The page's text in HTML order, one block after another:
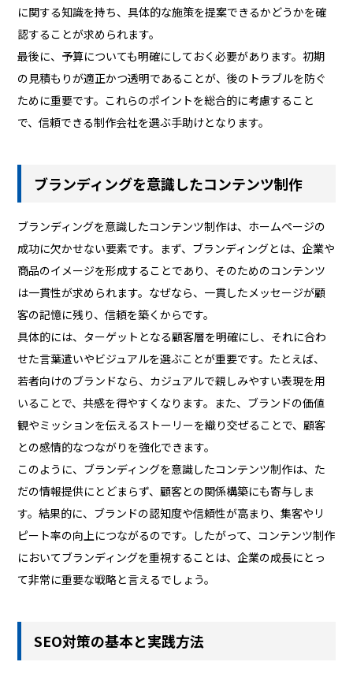
に関する知識を持ち、具体的な施策を提案できるかどうかを確
認することが求められます。
最後に、予算についても明確にしておく必要があります。初期
の見積もりが適正かつ透明であることが、後のトラブルを防ぐ
ために重要です。これらのポイントを総合的に考慮すること
で、信頼できる制作会社を選ぶ手助けとなります。
ブランディングを意識したコンテンツ制作
ブランディングを意識したコンテンツ制作は、ホームページの
成功に欠かせない要素です。まず、ブランディングとは、企業や
商品のイメージを形成することであり、そのためのコンテンツ
は一貫性が求められます。なぜなら、一貫したメッセージが顧
客の記憶に残り、信頼を築くからです。
具体的には、ターゲットとなる顧客層を明確にし、それに合わ
せた言葉遣いやビジュアルを選ぶことが重要です。たとえば、
若者向けのブランドなら、カジュアルで親しみやすい表現を用
いることで、共感を得やすくなります。また、ブランドの価値
観やミッションを伝えるストーリーを織り交ぜることで、顧客
との感情的なつながりを強化できます。
このように、ブランディングを意識したコンテンツ制作は、た
だの情報提供にとどまらず、顧客との関係構築にも寄与しま
す。結果的に、ブランドの認知度や信頼性が高まり、集客やリ
ピート率の向上につながるのです。したがって、コンテンツ制作
においてブランディングを重視することは、企業の成長にとっ
て非常に重要な戦略と言えるでしょう。
SEO対策の基本と実践方法